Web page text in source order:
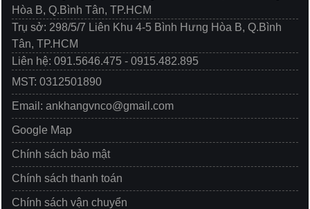
Hòa B, Q.Bình Tân, TP.HCM
Trụ sở: 298/5/7 Liên Khu 4-5 Bình Hưng Hòa B, Q.Bình
Tân, TP.HCM
Liên hệ: 091.5646.475 - 0915.482.895
MST: 0312501890
Email: ankhangvnco@gmail.com
Google Map
Chính sách bảo mật
Chính sách thanh toán
Chính sách vận chuyển